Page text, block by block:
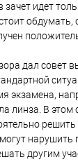
идет
обдумать,
дал совет
экзамена,
линза. В этом
решить
нарушить
другим